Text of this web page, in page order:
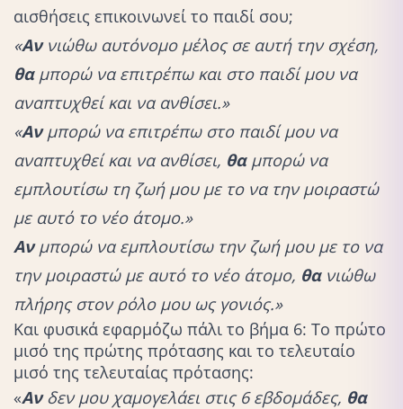
αισθήσεις επικοινωνεί το παιδί σου;
«Αννιώθω αυτόνομο μέλος σε αυτή την σχέση,
θαμπορώ να επιτρέπω και στο παιδί μου να
αναπτυχθεί και να ανθίσει.»
«Ανμπορώ να επιτρέπω στο παιδί μου να
αναπτυχθεί και να ανθίσει, θαμπορώ να
εμπλουτίσω τη ζωή μου με το να την μοιραστώ
με αυτό το νέο άτομο.»
Ανμπορώ να εμπλουτίσω την ζωή μου με το να
την μοιραστώ με αυτό το νέο άτομο, θανιώθω
πλήρης στον ρόλο μου ως γονιός.»
Και φυσικά εφαρμόζω πάλι το βήμα 6: Το πρώτο
μισό της πρώτης πρότασης και το τελευταίο
μισό της τελευταίας πρότασης:
«Ανδεν μου χαμογελάει στις 6 εβδομάδες, θα